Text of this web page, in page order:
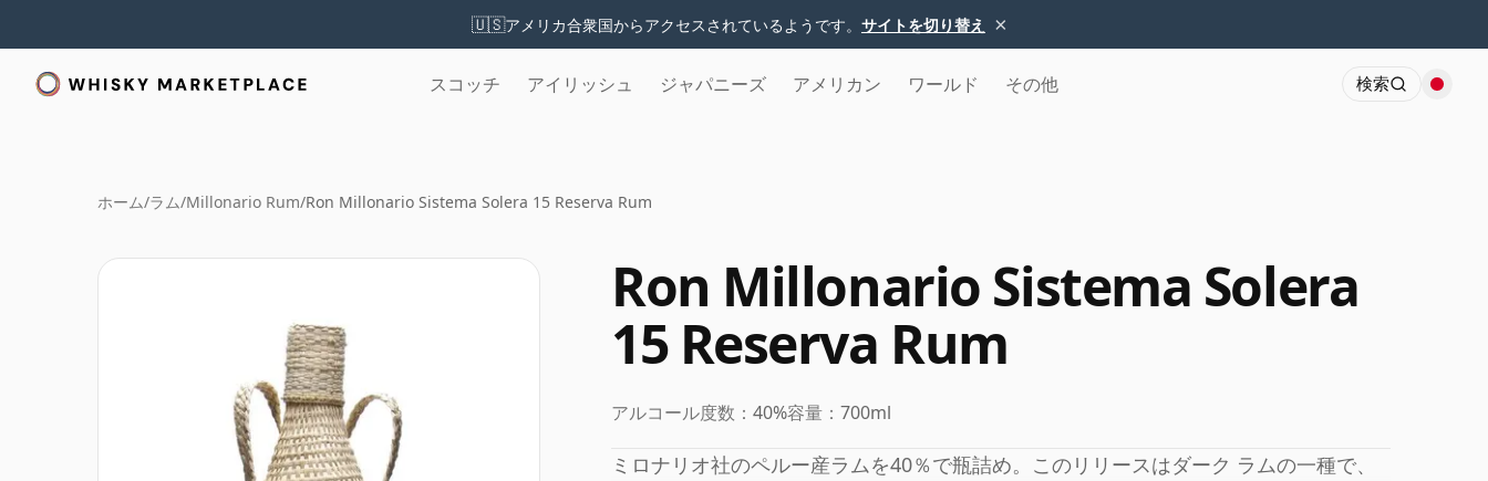
🇺🇸アメリカ合衆国からアクセスされているようです。 サイトを切り替え ×
スコッチ アイリッシュ ジャパニーズ アメリカン ワールド その他 検索
ホーム/ラム/Millonario Rum/Ron Millonario Sistema Solera 15 Reserva Rum
Ron Millonario Sistema Solera
15 Reserva Rum
アルコール度数： 40%容量： 700ml
ミロナリオ社のペルー産ラムを40％で瓶詰め。このリリースはダーク ラムの一種で、